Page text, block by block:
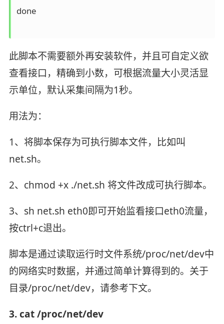
done
此脚本不需要额外再安装软件，并且可自定义欲
查看接口，精确到小数，可根据流量大小灵活显
示单位，默认采集间隔为1秒。
用法为：
1、将脚本保存为可执行脚本文件，比如叫
net.sh。
2、chmod +x ./net.sh 将文件改成可执行脚本。
3、sh net.sh eth0即可开始监看接口eth0流量，
按ctrl+c退出。
脚本是通过读取运行时文件系统/proc/net/dev中
的网络实时数据，并通过简单计算得到的。关于
目录/proc/net/dev，请参考下文。
3. cat /proc/net/dev